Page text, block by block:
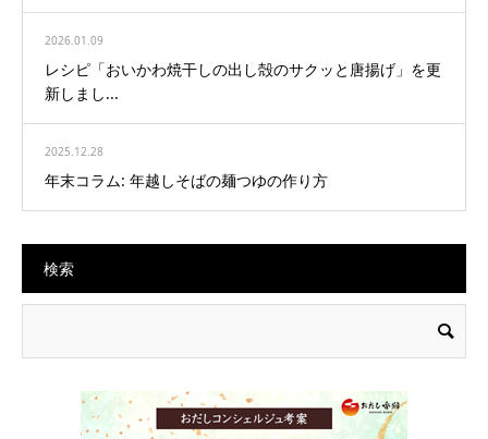
2026.01.09
レシピ「おいかわ焼干しの出し殻のサクッと唐揚げ」を更
新しまし...
2025.12.28
年末コラム: 年越しそばの麺つゆの作り方
検索